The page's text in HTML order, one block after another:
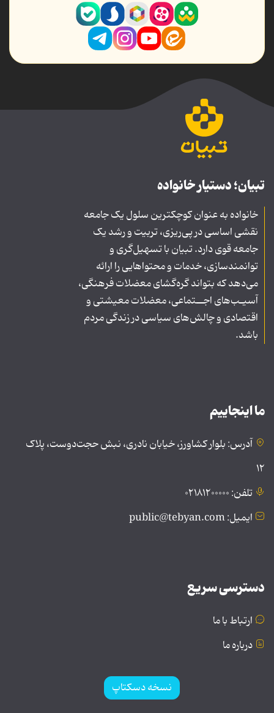
تبیان؛ دستیار خانواده
خانواده به عنوان کوچکترین سلول یک جامعه
نقشی اساسی در پی‌ریزی، تربیت و رشد یک
جامعه قوی دارد. تبیان با تسهیل‌گری و
توانمندسازی، خدمات و محتواهایی را ارائه
می‌دهد که بتواند گره‌گشای معضلات فرهنگی،
آسیـب‌های اجــتماعی، معضلات معیشتی و
اقتصادی و چالش‌های سیاسی در زندگی مردم
باشد.
ما اینجاییم
آدرس: بلوار کشاورز، خیابان نادری، نبش حجت‌دوست، پلاک
۱۲
تلفن: ۰۲۱۸۱۲۰۰۰۰۰
ایمیل: public@tebyan.com
دسترسی سریع
ارتباط با ما
درباره ما
نسخه دسکتاپ